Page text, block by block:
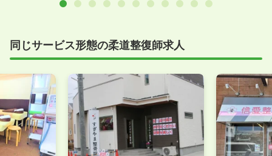
同じサービス形態の柔道整復師求人